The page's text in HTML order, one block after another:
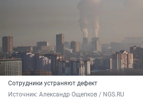
Сотрудники устраняют дефект
Источник: Александр Ощепков / NGS.RU